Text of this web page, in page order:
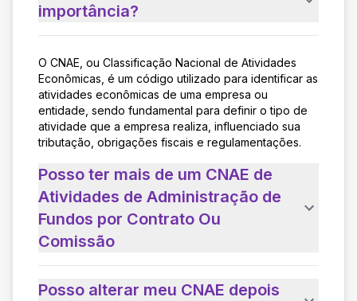
importância?
O CNAE, ou Classificação Nacional de Atividades
Econômicas, é um código utilizado para identificar as
atividades econômicas de uma empresa ou
entidade, sendo fundamental para definir o tipo de
atividade que a empresa realiza, influenciado sua
tributação, obrigações fiscais e regulamentações.
Posso ter mais de um CNAE de
Atividades de Administração de
Fundos por Contrato Ou
Comissão
Posso alterar meu CNAE depois